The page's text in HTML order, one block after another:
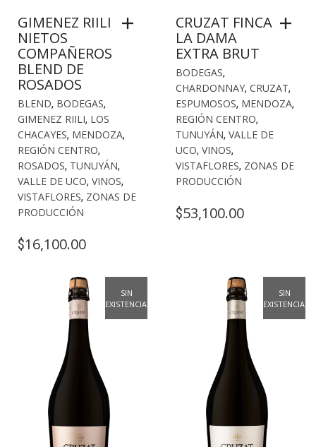
GIMENEZ RIILI
NIETOS
COMPAÑEROS
BLEND DE
ROSADOS
BLEND, BODEGAS,
GIMENEZ RIILI, LOS
CHACAYES, MENDOZA,
REGIÓN CENTRO,
ROSADOS, TUNUYÁN,
VALLE DE UCO, VINOS,
VISTAFLORES, ZONAS DE
PRODUCCIÓN
$16,100.00
CRUZAT FINCA
LA DAMA
EXTRA BRUT
BODEGAS,
CHARDONNAY, CRUZAT,
ESPUMOSOS, MENDOZA,
REGIÓN CENTRO,
TUNUYÁN, VALLE DE
UCO, VINOS,
VISTAFLORES, ZONAS DE
PRODUCCIÓN
$53,100.00
SIN
EXISTENCIAS
SIN
EXISTENCIAS